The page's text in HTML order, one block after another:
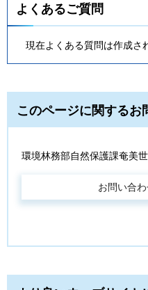
よくあるご質問
現在よくある質問は作成さ
このページに関するお
環境林務部自然保護課奄美